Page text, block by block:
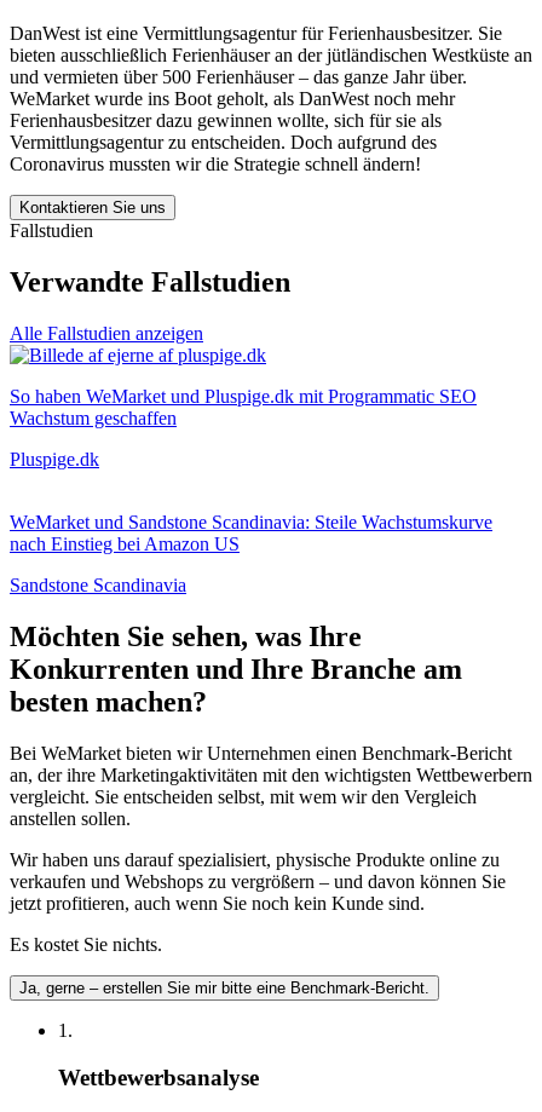
DanWest ist eine Vermittlungsagentur für Ferienhausbesitzer. Sie
bieten ausschließlich Ferienhäuser an der jütländischen Westküste an
und vermieten über 500 Ferienhäuser – das ganze Jahr über.
WeMarket wurde ins Boot geholt, als DanWest noch mehr
Ferienhausbesitzer dazu gewinnen wollte, sich für sie als
Vermittlungsagentur zu entscheiden. Doch aufgrund des
Coronavirus mussten wir die Strategie schnell ändern!
Kontaktieren Sie uns
Fallstudien
Verwandte Fallstudien
Alle Fallstudien anzeigen
So haben WeMarket und Pluspige.dk mit Programmatic SEO
Wachstum geschaffen
Pluspige.dk
WeMarket und Sandstone Scandinavia: Steile Wachstumskurve
nach Einstieg bei Amazon US
Sandstone Scandinavia
Möchten Sie sehen, was Ihre
Konkurrenten und Ihre Branche am
besten machen?
Bei WeMarket bieten wir Unternehmen einen Benchmark-Bericht
an, der ihre Marketingaktivitäten mit den wichtigsten Wettbewerbern
vergleicht. Sie entscheiden selbst, mit wem wir den Vergleich
anstellen sollen.
Wir haben uns darauf spezialisiert, physische Produkte online zu
verkaufen und Webshops zu vergrößern – und davon können Sie
jetzt profitieren, auch wenn Sie noch kein Kunde sind.
Es kostet Sie nichts.
Ja, gerne – erstellen Sie mir bitte eine Benchmark-Bericht.
1.
Wettbewerbsanalyse